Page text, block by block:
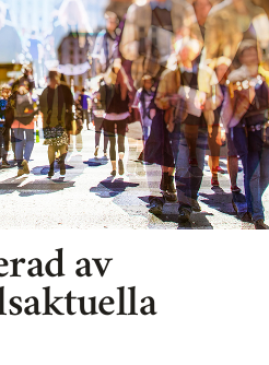
av